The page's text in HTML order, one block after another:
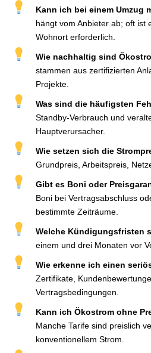
Kann ich bei einem Umzug
hängt vom Anbieter ab; oft ist
Wohnort erforderlich.
Wie nachhaltig sind
stammen aus zertifizierten
Projekte.
Was sind die häufigsten
Standby-Verbrauch und
Hauptverursacher.
Wie setzen sich die
Grundpreis, Arbeitspreis,
Gibt es Boni oder
Boni bei Vertragsabschluss
bestimmte Zeiträume.
Welche Kündigungsfristen
einem und drei Monaten vor
Wie erkenne ich einen
Zertifikate,
Vertragsbedingungen.
Kann ich Ökostrom ohne
Manche Tarife sind preislich
konventionellem Strom.